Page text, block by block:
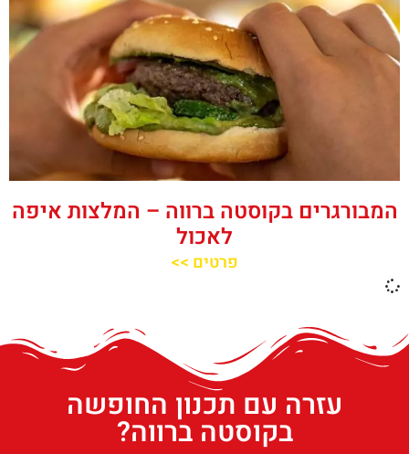
המבורגרים בקוסטה ברווה – המלצות איפה
לאכול
פרטים >>
עזרה עם תכנון החופשה
בקוסטה ברווה?